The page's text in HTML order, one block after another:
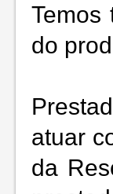
Temos
do
atuar
da